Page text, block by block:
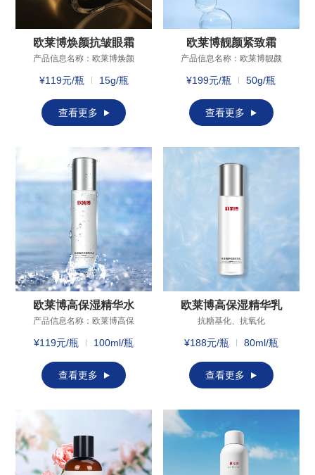
欧莱博焕颜抗皱眼霜
产品信息名称：欧莱博焕颜
成分：烟酰胺，二裂酵母发
(ZINGIBER OFFICINALE)根
提取物，生育酚 (维生素 E)保
以后适用肤质：多种肤质成
分功效红没药醇、姜根提取
物：协同复配，凝聚植物力
量，肌肤弹润柔嫩。烟酰
胺： 减少色斑，减少黑色素
生成和转移。二裂酵母发酵
溶胞物：促进受损皮肤细胞
的修复，使皮肤充满活力状
态。生育酚 (维生素 E)：抗氧
化，清除自由基，保护细胞
膜不受过氧化危害。
¥119元/瓶 15g/瓶
查看更多
欧莱博靓颜紧致霜
产品信息名称：欧莱博靓颜
分：二裂酵母发酵产物溶胞
肽-5保 质 期：三年适用年
龄：18岁以后适用肤质：多
少色斑，提亮肤色;二裂酵母
发酵溶胞物：促进受损皮肤
成，紧致肌肤;
¥199元/瓶 50g/瓶
查看更多
欧莱博高保湿精华水
产品信息名称：欧莱博高保
要成分：乙酰基六肽-8、六
WKPepMSPeptidesX维舒静
X、小分子β-葡聚糖SP200保
以后适用肤质：多种肤质成
纹可以起到淡化和预防作用;
肌肽：抗糖基化、抗氧化;β-
葡聚糖：渗入肌肤吸收锁住
肌肤水分、深入滋养，保湿
¥119元/瓶 100ml/瓶
查看更多
欧莱博高保湿精华乳
抗糖基化、抗氧化
¥188元/瓶 80ml/瓶
查看更多